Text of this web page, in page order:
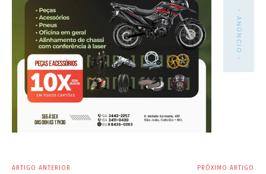
- ANÚNCIO -
ARTIGO ANTERIOR PRÓXIMO ARTIGO